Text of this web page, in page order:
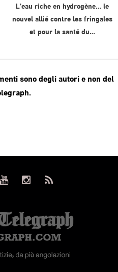
L’eau riche en hydrogène… le
nouvel allié contre les fringales
et pour la santé du…
sono degli autori e non del